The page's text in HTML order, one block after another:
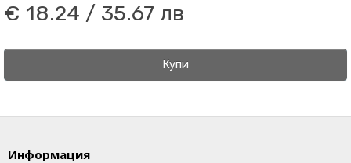
€ 18.24 / 35.67 лв
Купи
Информация